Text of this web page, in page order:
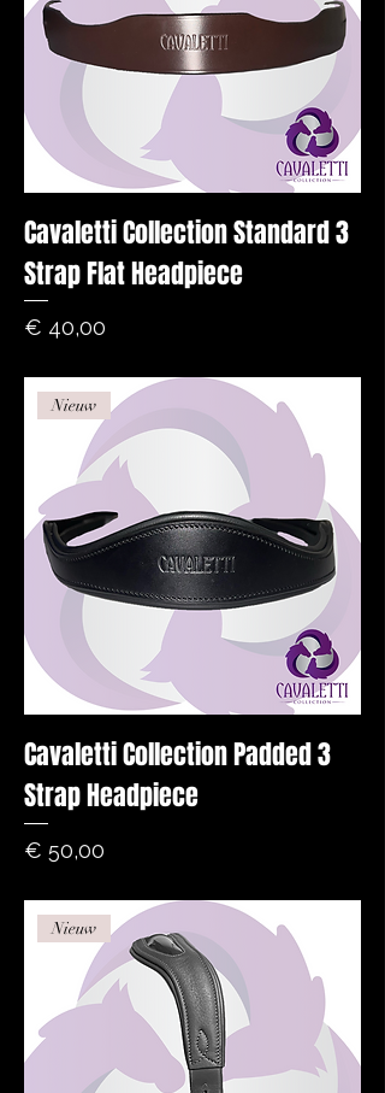
Cavaletti Collection Standard 3
Strap Flat Headpiece
Prijs
€ 40,00
Nieuw
Cavaletti Collection Padded 3
Strap Headpiece
Prijs
€ 50,00
Nieuw